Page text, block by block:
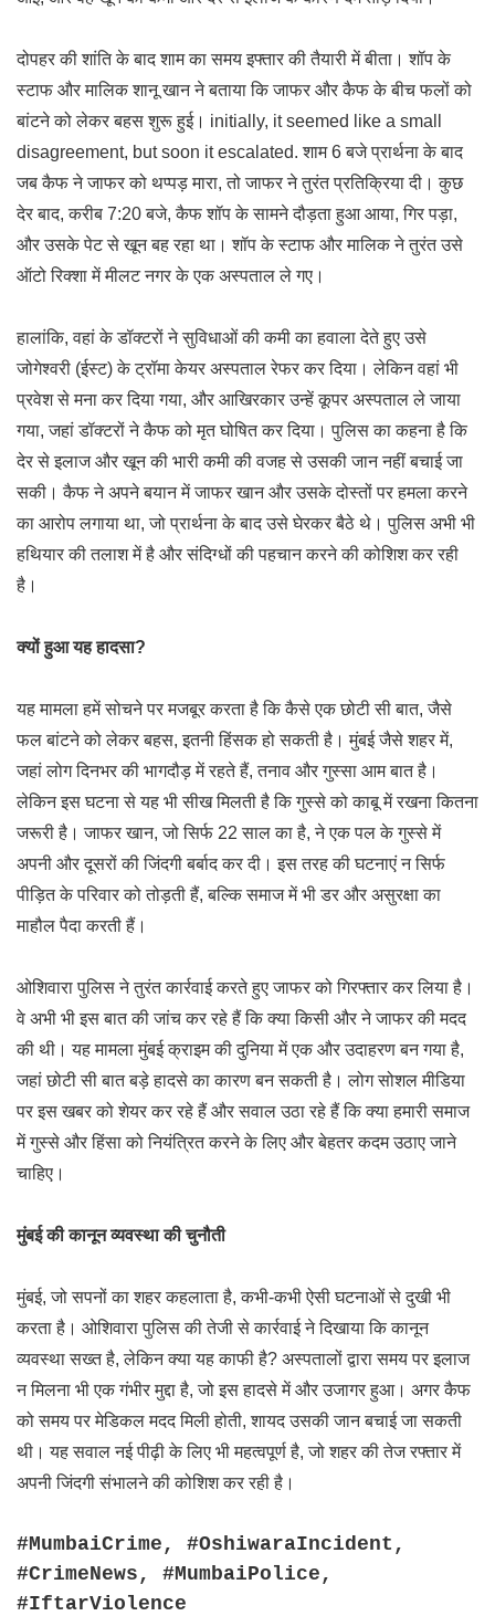
दोपहर की शांति के बाद शाम का समय इफ्तार की तैयारी में बीता। शॉप के
स्टाफ और मालिक शानू खान ने बताया कि जाफर और कैफ के बीच फलों को
बांटने को लेकर बहस शुरू हुई। initially, it seemed like a small
disagreement, but soon it escalated. शाम 6 बजे प्रार्थना के बाद
जब कैफ ने जाफर को थप्पड़ मारा, तो जाफर ने तुरंत प्रतिक्रिया दी। कुछ
देर बाद, करीब 7:20 बजे, कैफ शॉप के सामने दौड़ता हुआ आया, गिर पड़ा,
और उसके पेट से खून बह रहा था। शॉप के स्टाफ और मालिक ने तुरंत उसे
ऑटो रिक्शा में मीलट नगर के एक अस्पताल ले गए।
हालांकि, वहां के डॉक्टरों ने सुविधाओं की कमी का हवाला देते हुए उसे
जोगेश्वरी (ईस्ट) के ट्रॉमा केयर अस्पताल रेफर कर दिया। लेकिन वहां भी
प्रवेश से मना कर दिया गया, और आखिरकार उन्हें कूपर अस्पताल ले जाया
गया, जहां डॉक्टरों ने कैफ को मृत घोषित कर दिया। पुलिस का कहना है कि
देर से इलाज और खून की भारी कमी की वजह से उसकी जान नहीं बचाई जा
सकी। कैफ ने अपने बयान में जाफर खान और उसके दोस्तों पर हमला करने
का आरोप लगाया था, जो प्रार्थना के बाद उसे घेरकर बैठे थे। पुलिस अभी भी
हथियार की तलाश में है और संदिग्धों की पहचान करने की कोशिश कर रही
है।
क्यों हुआ यह हादसा?
यह मामला हमें सोचने पर मजबूर करता है कि कैसे एक छोटी सी बात, जैसे
फल बांटने को लेकर बहस, इतनी हिंसक हो सकती है। मुंबई जैसे शहर में,
जहां लोग दिनभर की भागदौड़ में रहते हैं, तनाव और गुस्सा आम बात है।
लेकिन इस घटना से यह भी सीख मिलती है कि गुस्से को काबू में रखना कितना
जरूरी है। जाफर खान, जो सिर्फ 22 साल का है, ने एक पल के गुस्से में
अपनी और दूसरों की जिंदगी बर्बाद कर दी। इस तरह की घटनाएं न सिर्फ
पीड़ित के परिवार को तोड़ती हैं, बल्कि समाज में भी डर और असुरक्षा का
माहौल पैदा करती हैं।
ओशिवारा पुलिस ने तुरंत कार्रवाई करते हुए जाफर को गिरफ्तार कर लिया है।
वे अभी भी इस बात की जांच कर रहे हैं कि क्या किसी और ने जाफर की मदद
की थी। यह मामला मुंबई क्राइम की दुनिया में एक और उदाहरण बन गया है,
जहां छोटी सी बात बड़े हादसे का कारण बन सकती है। लोग सोशल मीडिया
पर इस खबर को शेयर कर रहे हैं और सवाल उठा रहे हैं कि क्या हमारी समाज
में गुस्से और हिंसा को नियंत्रित करने के लिए और बेहतर कदम उठाए जाने
चाहिए।
मुंबई की कानून व्यवस्था की चुनौती
मुंबई, जो सपनों का शहर कहलाता है, कभी-कभी ऐसी घटनाओं से दुखी भी
करता है। ओशिवारा पुलिस की तेजी से कार्रवाई ने दिखाया कि कानून
व्यवस्था सख्त है, लेकिन क्या यह काफी है? अस्पतालों द्वारा समय पर इलाज
न मिलना भी एक गंभीर मुद्दा है, जो इस हादसे में और उजागर हुआ। अगर कैफ
को समय पर मेडिकल मदद मिली होती, शायद उसकी जान बचाई जा सकती
थी। यह सवाल नई पीढ़ी के लिए भी महत्वपूर्ण है, जो शहर की तेज रफ्तार में
अपनी जिंदगी संभालने की कोशिश कर रही है।
#MumbaiCrime, #OshiwaraIncident,
#CrimeNews, #MumbaiPolice,
#IftarViolence